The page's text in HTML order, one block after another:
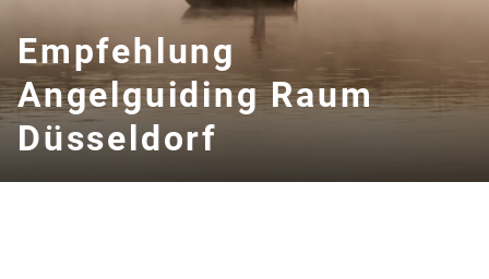
Empfehlung
Angelguiding Raum
Düsseldorf